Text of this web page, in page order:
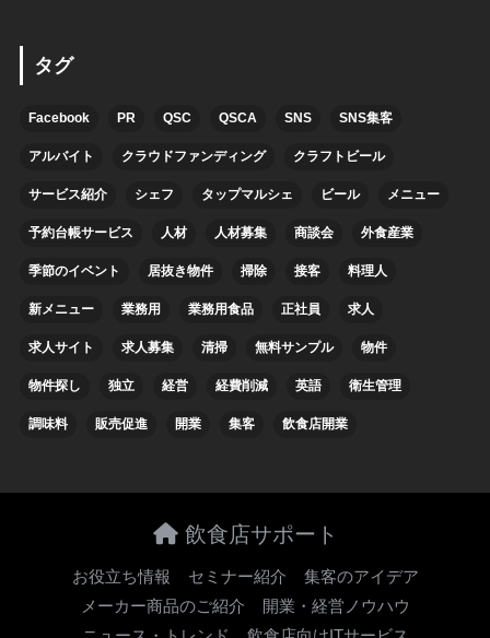
タグ
Facebook PR QSC QSCA SNS SNS集客
アルバイト クラウドファンディング クラフトビール
サービス紹介 シェフ タップマルシェ ビール メニュー
予約台帳サービス 人材 人材募集 商談会 外食産業
季節のイベント 居抜き物件 掃除 接客 料理人
新メニュー 業務用 業務用食品 正社員 求人
求人サイト 求人募集 清掃 無料サンプル 物件
物件探し 独立 経営 経費削減 英語 衛生管理
調味料 販売促進 開業 集客 飲食店開業
飲食店サポート
お役立ち情報 セミナー紹介
集客のアイデア
メーカー商品のご紹介
開業・経営ノウハウ